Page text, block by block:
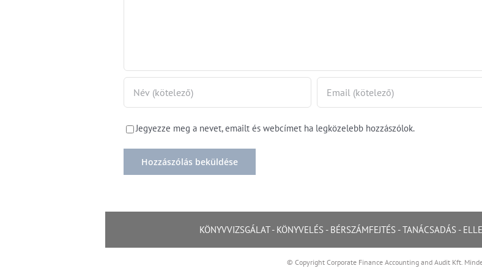
Jegyezze meg a nevet, emailt és webcímet ha legközelebb hozzászólok.
KÖNYVVIZSGÁLAT- KÖNYVELÉS - BÉRSZÁMFEJTÉS -TANÁCSADÁS -
© Copyright Corporate Finance Accounting and Audit Kft.